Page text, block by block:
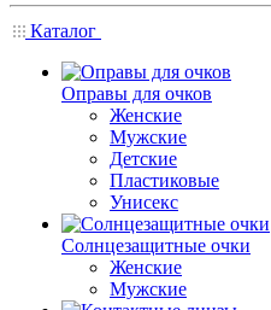
Каталог
Оправы для очков
Женские
Мужские
Детские
Пластиковые
Унисекс
Солнцезащитные очки
Женские
Мужские